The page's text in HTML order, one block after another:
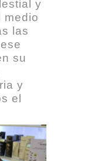
y
medio
las
su
y
el